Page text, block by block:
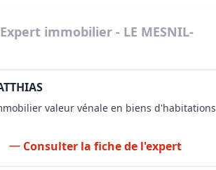
Expert immobilier - LE MESNIL-
valeur vénale en biens d'habitations
Consulter la fiche de l'expert